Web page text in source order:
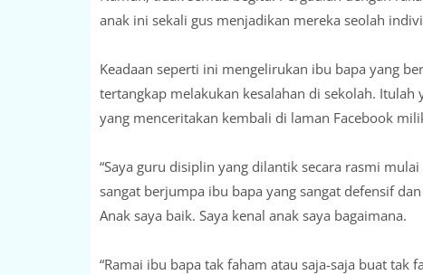
anak ini sekali gus menjadikan mereka seolah
Keadaan seperti ini mengelirukan ibu bapa yang
tertangkap melakukan kesalahan di sekolah.
yang menceritakan kembali di laman Facebook
“Saya guru disiplin yang dilantik secara rasmi
sangat berjumpa ibu bapa yang sangat defensif
Anak saya baik. Saya kenal anak saya bagaimana.
“Ramai ibu bapa tak faham atau saja-saja buat tak